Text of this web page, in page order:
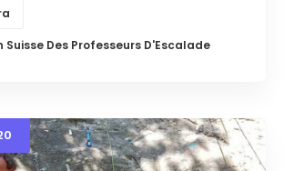
Suisse Des Professeurs D'Escalade